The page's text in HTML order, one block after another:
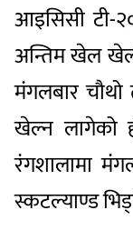
आइसिसी टी-
अन्तिम खेल
मंगलबार
खेल्न लागेको
रंगशालामा
स्कटल्याण्ड